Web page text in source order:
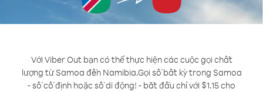
Với Viber Out bạn có thể thực hiện các cuộc gọi chất
lượng từ Samoa đến Namibia.Gọi số bất kỳ trong Samoa
- số cố định hoặc số di động! - bắt đầu chỉ với $1.15 cho